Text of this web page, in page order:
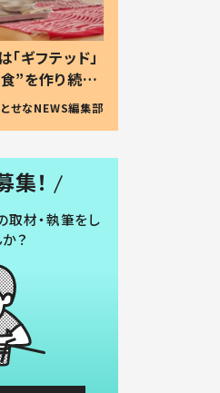
ギフテッド」
”を作り続け
#令和の子
とせなNEWS編集部
集！
取材・執筆をし
？